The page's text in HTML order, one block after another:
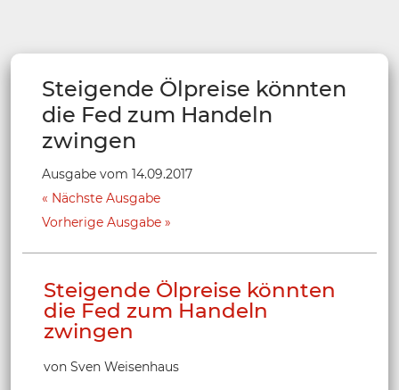
Steigende Ölpreise könnten
die Fed zum Handeln
zwingen
Ausgabe vom 14.09.2017
Nächste Ausgabe
Vorherige Ausgabe
Steigende Ölpreise könnten
die Fed zum Handeln
zwingen
von Sven Weisenhaus